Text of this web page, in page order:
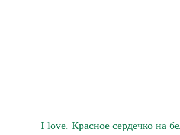
I love. Красное сердечко на